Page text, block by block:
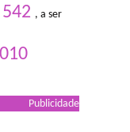
, a ser
Publicidade